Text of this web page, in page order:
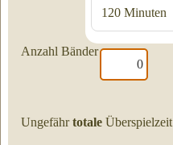
Anzahl Bänder
Ungefährtotale Überspielzeit
120 Minuten